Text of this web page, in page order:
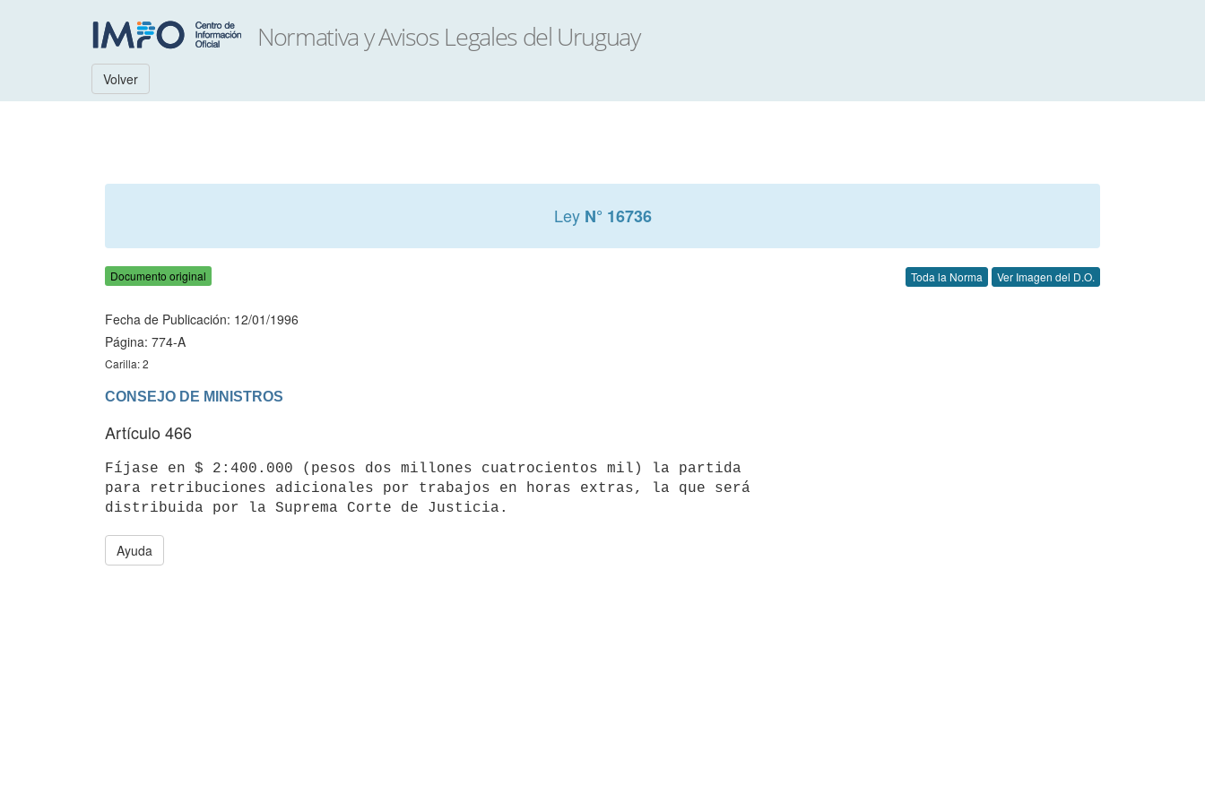
Volver
Ley N° 16736
Documento original Toda la Norma Ver Imagen del D.O.
Fecha de Publicación: 12/01/1996
Página: 774-A
Carilla: 2
Artículo 466
Fíjase en $ 2:400.000 (pesos dos millones cuatrocientos mil) la partida
para retribuciones adicionales por trabajos en horas extras, la que será
Ayuda